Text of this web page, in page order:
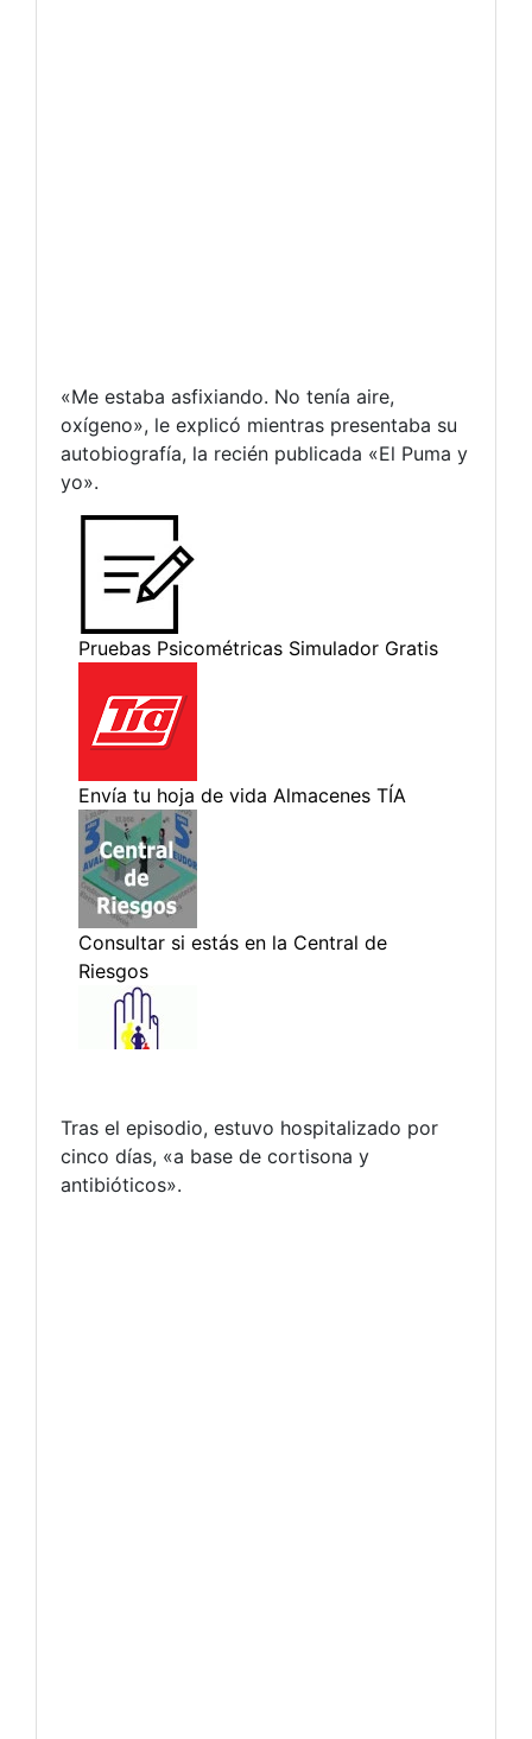
«Me estaba asfixiando. No tenía aire,
oxígeno», le explicó mientras presentaba su
autobiografía, la recién publicada «El Puma y
yo».
Tras el episodio, estuvo hospitalizado por
cinco días, «a base de cortisona y
antibióticos».